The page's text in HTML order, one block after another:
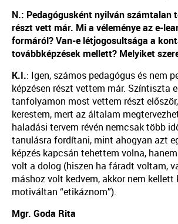
N.: Pedagógusként nyilván számtalan
részt vett már. Mi a véleménye az e-
formáról? Van-e létjogosultsága a
továbbképzések mellett? Melyiket
K.I.: Igen, számos pedagógus és nem
képzésen részt vettem már. Színtiszta
tanfolyamon most vettem részt
kerestem, mert az általam
haladási tervem révén nemcsak több
tanulásra fordítani, mint ahogyan azt
képzés kapcsán tehettem volna,
volt a dolog (hiszen ha fáradt voltam,
máshoz volt kedvem, akkor nem kellett
motiváltan “etikáznom”).
Mgr. Goda Rita